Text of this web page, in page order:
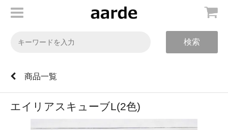
検索
商品一覧
エイリアスキューブL(2色)